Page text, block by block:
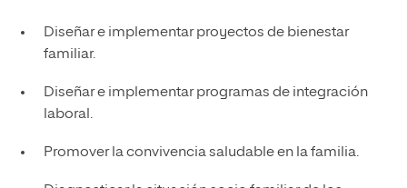
Diseñar e implementar proyectos de bienestar
familiar.
Diseñar e implementar programas de integración
laboral.
Promover la convivencia saludable en la familia.